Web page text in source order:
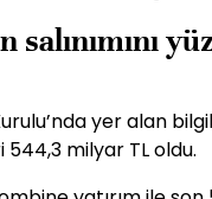
yer alan
544,3 milyar TL oldu.